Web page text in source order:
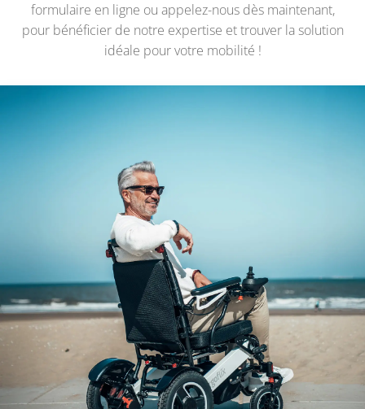
formulaire en ligne ou appelez-nous dès maintenant,
pour bénéficier de notre expertise et trouver la solution
idéale pour votre mobilité !